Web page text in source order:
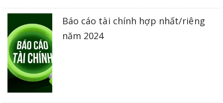
Báo cáo tài chính hợp nhất/riêng
năm 2024